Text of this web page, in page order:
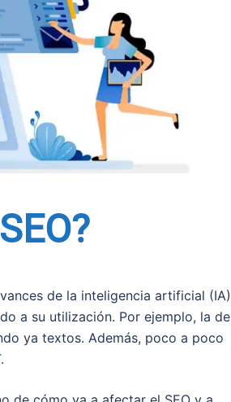
de la inteligencia artificial (IA)
a su utilización. Por ejemplo, la de
ya textos. Además, poco a poco